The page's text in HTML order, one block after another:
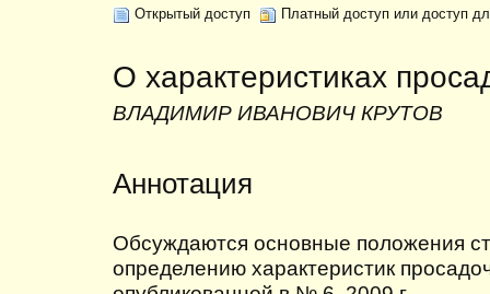
Открытый доступ Платный доступ или доступ
О характеристиках
ВЛАДИМИР ИВАНОВИЧ КРУТОВ
Аннотация
Обсуждаются основные положения
определению характеристик